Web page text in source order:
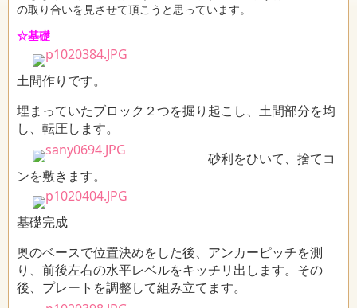
の取り合いを見させて頂こうと思っています。
☆基礎
土間作りです。
埋まっていたブロック２つを掘り起こし、土間部分を均
し、転圧します。
砂利をひいて、捨てコ
ンを敷きます。
基礎完成
奥のベースで位置決めをした後、アンカーピッチを測
り、前後左右の水平レベルをキッチリ出します。その
後、プレートを調整して組み立てます。